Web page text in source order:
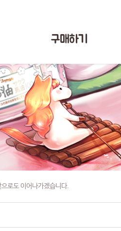
구매하기
로도 이어나가겠습니다.